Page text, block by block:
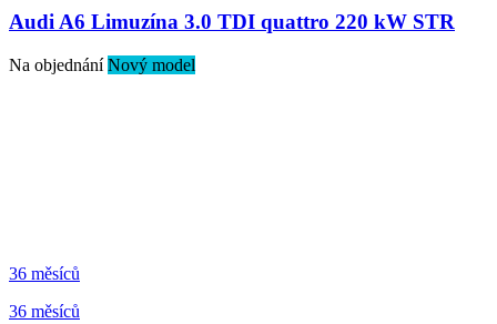
Audi A6 Limuzína 3.0 TDI quattro 220 kW STR
Na objednáníNový model
36 měsíců
36 měsíců